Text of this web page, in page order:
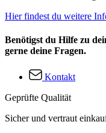
Hier findest du weitere
Benötigst du Hilfe zu
gerne deine Fragen.
Kontakt
Geprüfte Qualität
Sicher und vertraut